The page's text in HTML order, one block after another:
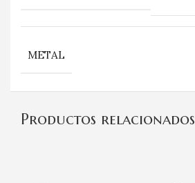
METAL
Productos relacionados